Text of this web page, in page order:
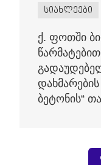
სიახლეები
ქ. ფოთში
ბეტონის“